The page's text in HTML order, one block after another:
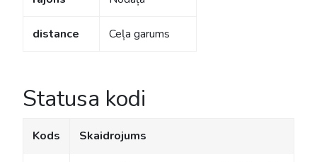
distance Ceļa garums
Statusa kodi
Kods Skaidrojums